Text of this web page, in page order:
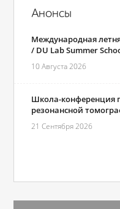
Анонсы
Международная
/ DU Lab Summer
10 Августа 2026
Школа-конференция
резонансной
21 Сентября 2026